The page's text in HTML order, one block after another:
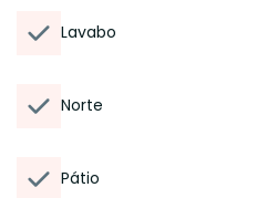
Lavabo
Norte
Pátio